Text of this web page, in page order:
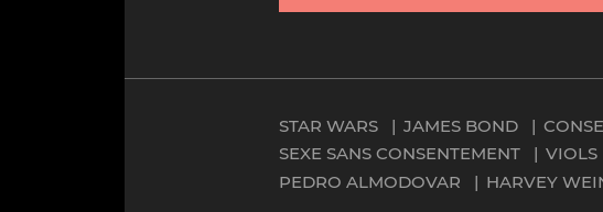
STAR WARS JAMES BOND
SEXE SANS CONSENTEMENT
VIOLS
PEDRO ALMODOVAR
HARVEY